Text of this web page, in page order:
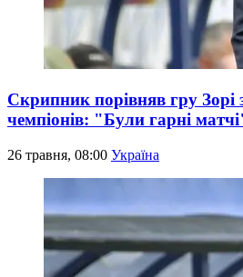
Скрипник порівняв гру Зорі
чемпіонів: "Були гарні
26 травня, 08:00 Україна